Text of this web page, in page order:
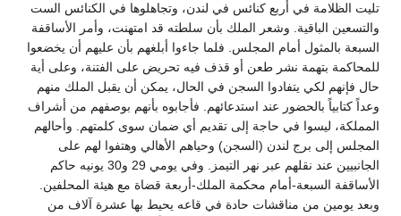
تليت الظلامة في أربع كنائس في لندن، وتجاهلوها في الكنائس الست
والتسعين الباقية. وشعر الملك بأن سلطته قد امتهنت، وأمر الأساقفة
السبعة بالمثول أمام المجلس. فلما جاءوا أبلغهم بأن عليهم أن يخضعوا
للمحاكمة بتهمة نشر طعن أو قذف فيه تحريض على الفتنة، وعلى أية
حال فإنهم لكي يتفادوا السجن في الحال، يمكن أن يقبل الملك منهم
وعداً كتابياً بالحضور عند استدعائهم. فأجابوه بأنهم بوصفهم من أشراف
المملكة، ليسوا في حاجة إلى تقديم أي ضمان سوى كلمتهم. وأحالهم
المجلس إلى برج لندن (السجن) وحياهم الأهالي وهتفوا لهم على
الجانبيين عند نقلهم عبر نهر التيمز. وفي يومي 29 و30 يونيه حاكم
الأساقفة السبعة-أمام محكمة الملك-أربعة قضاة مع هيئة المحلفين.
وبعد يومين من مناقشات حادة في قاعه يحيط بها عشرة آلاف من